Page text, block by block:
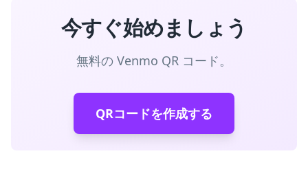
今すぐ始めましょう
無料の Venmo QR コード。
QRコードを作成する